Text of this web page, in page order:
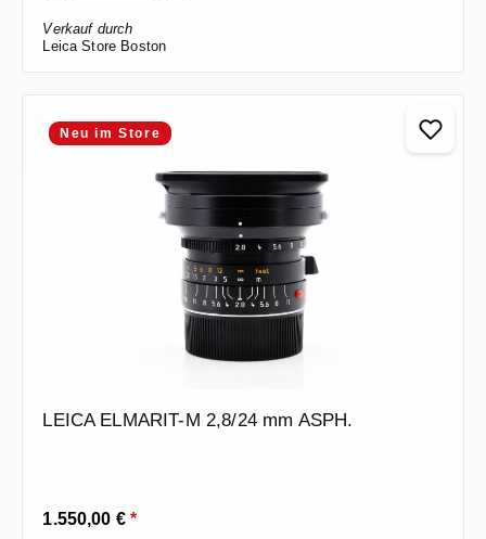
Verkauf durch
Leica Store Boston
Neu im Store
LEICA ELMARIT-M 2,8/24 mm ASPH.
Regulärer Preis:
1.550,00 €*